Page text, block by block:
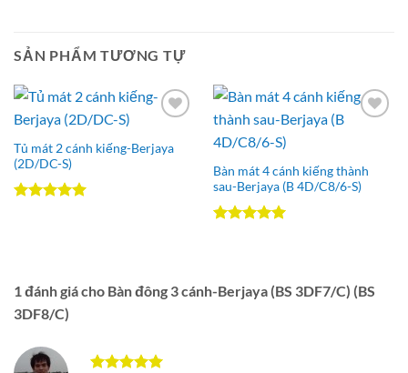
SẢN PHẨM TƯƠNG TỰ
Wishlist
Tủ mát 2 cánh kiếng-Berjaya
(2D/DC-S)
Bàn mát 4 cánh kiếng thành
sau-Berjaya (B 4D/C8/6-S)
1 đánh giá cho Bàn đông 3 cánh-Berjaya (BS 3DF7/C) (BS
3DF8/C)